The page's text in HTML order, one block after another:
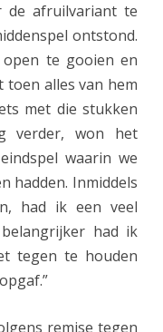
C
m
b
n
a
t
de afruilvariant te
ontstond.
te gooien en
toen alles van hem
met die stukken
verder, won het
waarin we
hadden. Inmiddels
had ik een veel
had ik
tegen te houden
remise tegen